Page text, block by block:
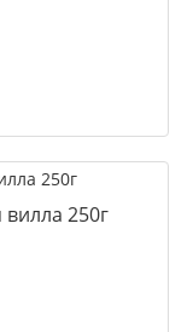
250г